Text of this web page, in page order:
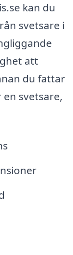
kan du
svetsare i
att
du fattar
svetsare,